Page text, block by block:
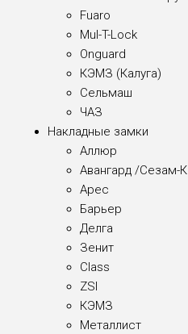
Fuaro
Mul-T-Lock
Onguard
КЭМЗ (Калуга)
Сельмаш
ЧАЗ
Накладные замки
Аллюр
Авангард /Сезам-К
Арес
Барьер
Делга
Зенит
Class
ZSI
КЭМЗ
Металлист